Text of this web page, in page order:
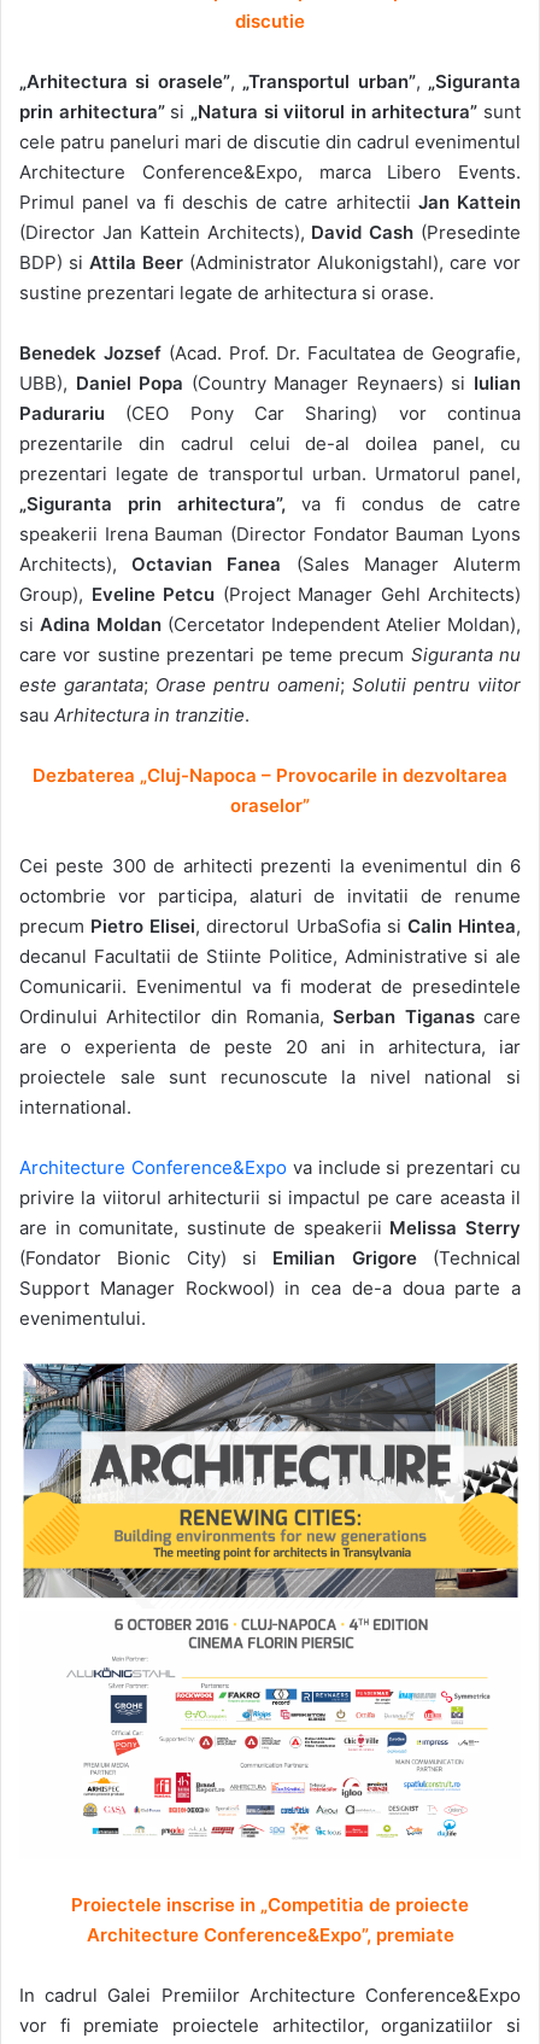
discutie
„Arhitectura si orasele”, „Transportul urban”, „Siguranta
prin arhitectura”si „Natura si viitorul in arhitectura” sunt
cele patru paneluri mari de discutie din cadrul evenimentul
Architecture Conference&Expo, marca Libero Events.
Primul panel va fi deschis de catre arhitectii Jan Kattein
(Director Jan Kattein Architects), David Cash (Presedinte
BDP) si Attila Beer (Administrator Alukonigstahl), care vor
sustine prezentari legate de arhitectura si orase.
Benedek Jozsef (Acad. Prof. Dr. Facultatea de Geografie,
UBB), Daniel Popa (Country Manager Reynaers) si Iulian
Padurariu (CEO Pony Car Sharing) vor continua
prezentarile din cadrul celui de-al doilea panel, cu
prezentari legate de transportul urban. Urmatorul panel,
„Siguranta prin arhitectura”, va fi condus de catre
speakerii Irena Bauman (Director Fondator Bauman Lyons
Architects),Octavian Fanea (Sales Manager Aluterm
Group), Eveline Petcu (Project Manager Gehl Architects)
si Adina Moldan (Cercetator Independent Atelier Moldan),
care vor sustine prezentari pe teme precum Siguranta nu
este garantata; Orase pentru oameni; Solutii pentru viitor
sau Arhitectura in tranzitie.
Dezbaterea „Cluj-Napoca – Provocarile in dezvoltarea
oraselor”
Cei peste 300 de arhitecti prezenti la evenimentul din 6
octombrie vor participa, alaturi de invitatii de renume
precum Pietro Elisei, directorul UrbaSofia si Calin Hintea,
decanul Facultatii de Stiinte Politice, Administrative si ale
Comunicarii. Evenimentul va fi moderat de presedintele
Ordinului Arhitectilor din Romania,Serban Tiganascare
are o experienta de peste 20 ani in arhitectura, iar
proiectele sale sunt recunoscute la nivel national si
international.
Architecture Conference&Expova include si prezentari cu
privire la viitorul arhitecturii si impactul pe care aceasta il
are in comunitate, sustinute de speakerii Melissa Sterry
(Fondator Bionic City) si Emilian Grigore(Technical
Support Manager Rockwool) in cea de-a doua parte a
evenimentului.
Proiectele inscrise in „Competitia de proiecte
Architecture Conference&Expo”, premiate
In cadrul Galei Premiilor Architecture Conference&Expo
vor fi premiate proiectele arhitectilor, organizatiilor si